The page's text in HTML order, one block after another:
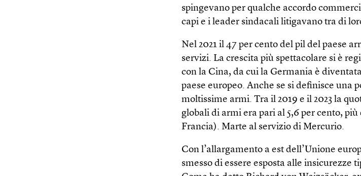
spingevano per qualche accordo
capi e i leader sindacali litigavano tra di
Nel 2021 il 47 per cento del pil del paese
servizi. La crescita più spettacolare si è
con la Cina, da cui la Germania è
paese europeo. Anche se si definisce una
moltissime armi. Tra il 2019 e il 2023 la
globali di armi era pari al 5,6 per cento,
Francia). Marte al servizio di Mercurio.
Con l’allargamento a est dell’Unione
smesso di essere esposta alle insicurezze